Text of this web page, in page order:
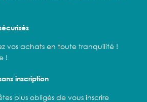
vos achats en toute tranquilité !
!
inscription
plus obligés de vous inscrire